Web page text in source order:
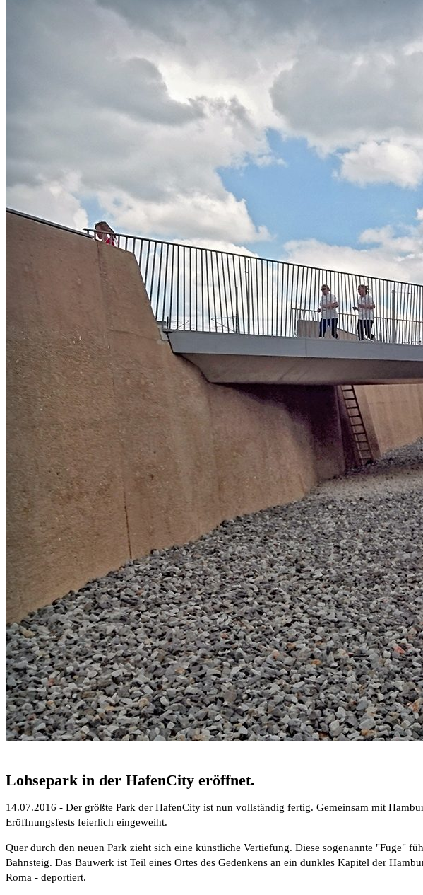
Lohsepark in der HafenCity eröffnet.
14.07.2016 - Der größte Park der HafenCity ist nun vollständig fertig. Gemeinsam mit
Eröffnungsfests feierlich eingeweiht.
Quer durch den neuen Park zieht sich eine künstliche Vertiefung. Diese sogenannte "Fuge"
Bahnsteig. Das Bauwerk ist Teil eines Ortes des Gedenkens an ein dunkles Kapitel der
Roma - deportiert.